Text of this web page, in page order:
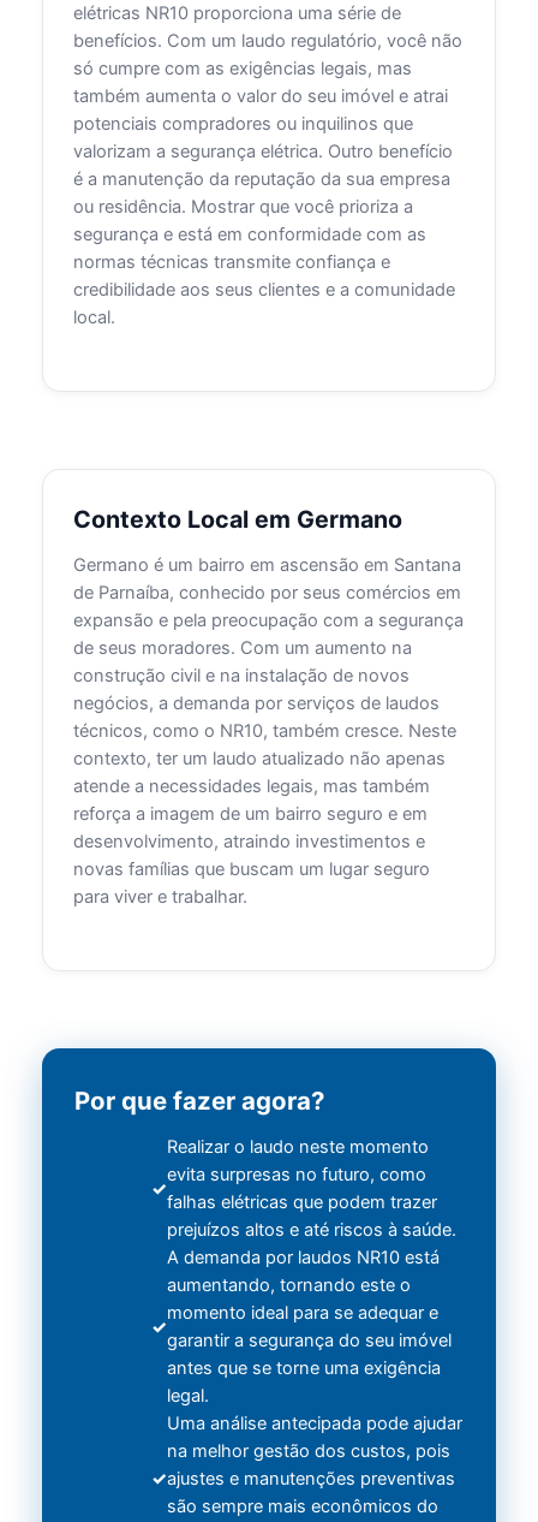
elétricas NR10 proporciona uma série de
benefícios. Com um laudo regulatório, você não
só cumpre com as exigências legais, mas
também aumenta o valor do seu imóvel e atrai
potenciais compradores ou inquilinos que
valorizam a segurança elétrica. Outro benefício
é a manutenção da reputação da sua empresa
ou residência. Mostrar que você prioriza a
segurança e está em conformidade com as
normas técnicas transmite confiança e
credibilidade aos seus clientes e a comunidade
local.
Contexto Local em Germano
Germano é um bairro em ascensão em Santana
de Parnaíba, conhecido por seus comércios em
expansão e pela preocupação com a segurança
de seus moradores. Com um aumento na
construção civil e na instalação de novos
negócios, a demanda por serviços de laudos
técnicos, como o NR10, também cresce. Neste
contexto, ter um laudo atualizado não apenas
atende a necessidades legais, mas também
reforça a imagem de um bairro seguro e em
desenvolvimento, atraindo investimentos e
novas famílias que buscam um lugar seguro
para viver e trabalhar.
Por que fazer agora?
Realizar o laudo neste momento
evita surpresas no futuro, como
falhas elétricas que podem trazer
prejuízos altos e até riscos à saúde.
A demanda por laudos NR10 está
aumentando, tornando este o
momento ideal para se adequar e
garantir a segurança do seu imóvel
antes que se torne uma exigência
legal.
Uma análise antecipada pode ajudar
na melhor gestão dos custos, pois
ajustes e manutenções preventivas
são sempre mais econômicos do